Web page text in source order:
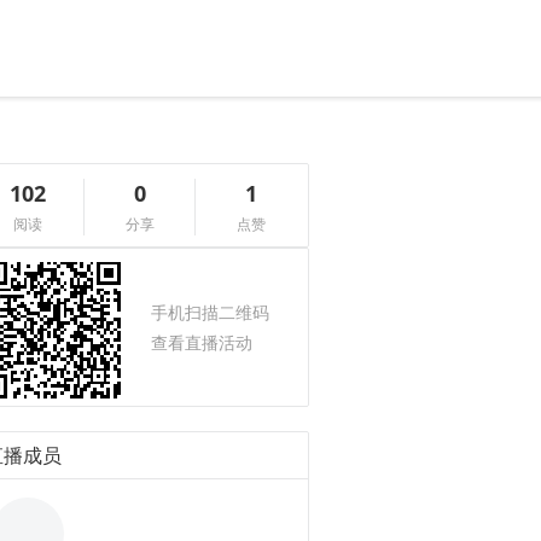
102
阅读
0
分享
1
点赞
手机扫描二维码
查看直播活动
成员